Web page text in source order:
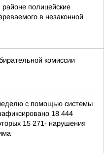
полицейские
в незаконной
комиссии
с помощью системы
18 444
15 271- нарушения